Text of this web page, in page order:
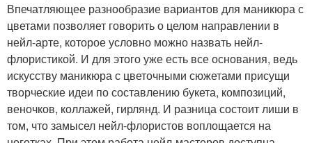
Впечатляющее разнообразие вариантов для маникюра с
цветами позволяет говорить о целом направлении в
нейл-арте, которое условно можно назвать нейл-
флористикой. И для этого уже есть все основания, ведь
искусству маникюра с цветочными сюжетами присущи
творческие идеи по составлению букета, композиций,
веночков, коллажей, гирлянд. И разница состоит лиши в
том, что замысел нейл-флористов воплощается на